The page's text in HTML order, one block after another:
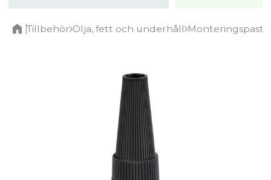
Tillbehör Olja, fett och underhåll Monteringspasta